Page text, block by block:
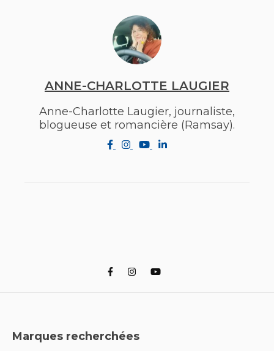
ANNE-CHARLOTTE LAUGIER
Anne-Charlotte Laugier, journaliste,
blogueuse et romancière (Ramsay).
Marques recherchées